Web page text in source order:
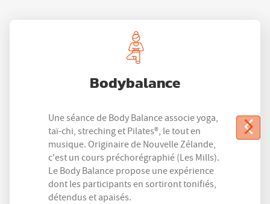
Bodybalance
Une séance de Body Balance associe yoga,
taï-chi, streching et Pilates®, le tout en
musique. Originaire de Nouvelle Zélande,
c'est un cours préchorégraphié (Les Mills).
Le Body Balance propose une expérience
dont les participants en sortiront tonifiés,
détendus et apaisés.